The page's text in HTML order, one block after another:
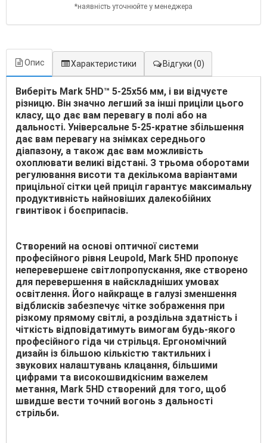
*наявність уточнюйте у менеджера
Опис Характеристики Відгуки (0)
Виберіть Mark 5HD™ 5-25x56 мм, і ви відчуєте
різницю. Він значно легший за інші приціли цього
класу, що дає вам перевагу в полі або на
дальності. Універсальне 5-25-кратне збільшення
дає вам перевагу на знімках середнього
діапазону, а також дає вам можливість
охоплювати великі відстані. З трьома оборотами
регулювання висоти та декількома варіантами
прицільної сітки цей приціл гарантує максимальну
продуктивність найновіших далекобійних
гвинтівок і боєприпасів.
Створений на основі оптичної системи
професійного рівня Leupold, Mark 5HD пропонує
неперевершене світлопропускання, яке створено
для перевершення в найскладніших умовах
освітлення. Його найкраще в галузі зменшення
відблисків забезпечує чітке зображення при
різкому прямому світлі, а роздільна здатність і
чіткість відповідатимуть вимогам будь-якого
професійного гіда чи стрільця. Ергономічний
дизайн із більшою кількістю тактильних і
звукових налаштувань клацання, більшими
цифрами та високошвидкісним важелем
метання, Mark 5HD створений для того, щоб
швидше вести точний вогонь з дальності
стрільби.